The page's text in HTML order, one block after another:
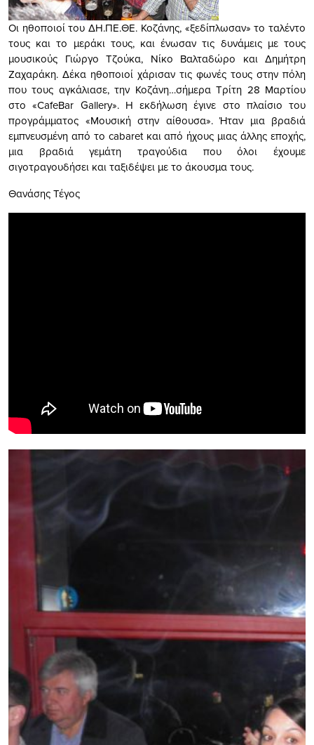
Οι ηθοποιοί του ΔΗ.ΠΕ.ΘΕ. Κοζάνης, «ξεδίπλωσαν» το ταλέντο
τους και το μεράκι τους, και ένωσαν τις δυνάμεις με τους
μουσικούς Γιώργο Τζούκα, Νίκο Βαλταδώρο και Δημήτρη
Ζαχαράκη. Δέκα ηθοποιοί χάρισαν τις φωνές τους στην πόλη
που τους αγκάλιασε, την Κοζάνη…σήμερα Τρίτη 28 Μαρτίου
στο «CafeBar Gallery». Η εκδήλωση έγινε στο πλαίσιο του
προγράμματος «Μουσική στην αίθουσα». Ήταν μια βραδιά
εμπνευσμένη από το cabaret και από ήχους μιας άλλης εποχής,
μια βραδιά γεμάτη τραγούδια που όλοι έχουμε
σιγοτραγουδήσει και ταξιδέψει με το άκουσμα τους.
Θανάσης Τέγος